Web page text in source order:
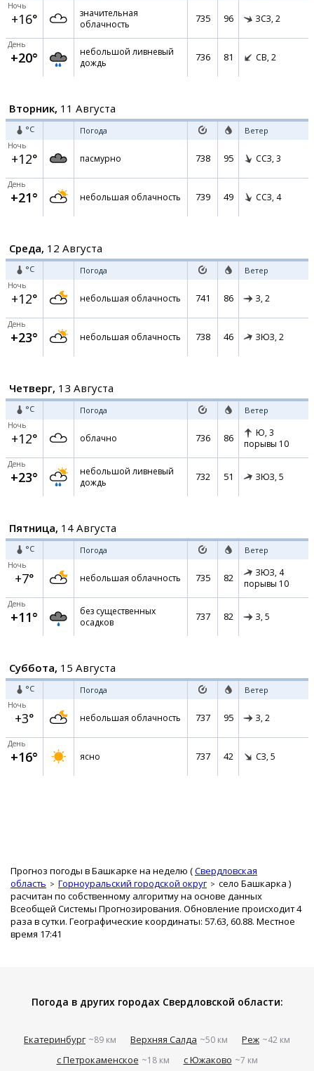
Ночь
+16°
значительная
облачность
735 96 ЗСЗ, 2
День
+20°
небольшой ливневый
дождь
736 81 СВ, 2
Вторник, 11 Августа
°C Погода Ветер
Ночь
+12° пасмурно 738 95 ССЗ, 3
День
+21° небольшая облачность 739 49 ССЗ, 4
Среда, 12 Августа
°C Погода Ветер
Ночь
+12° небольшая облачность 741 86 З, 2
День
+23° небольшая облачность 738 46 ЗЮЗ, 2
Четверг, 13 Августа
°C Погода Ветер
Ночь
+12° облачно 736 86 Ю, 3
порывы 10
День
+23°
небольшой ливневый
дождь
732 51 ЗЮЗ, 5
Пятница, 14 Августа
°C Погода Ветер
Ночь
+7° небольшая облачность 735 82 ЗЮЗ, 4
порывы 10
День
+11°
без существенных
осадков
737 82 З, 5
Суббота, 15 Августа
°C Погода Ветер
Ночь
+3° небольшая облачность 737 95 З, 2
День
+16° ясно 737 42 СЗ, 5
Прогноз погоды в Башкарке на неделю (Свердловская
область
Горноуральский городской округ село Башкарка )
расчитан по собственному алгоритму на основе данных
Всеобщей Системы Прогнозирования. Обновление происходит 4
раза в сутки. Географические координаты: 57.63, 60.88. Местное
время 17:41
Погода в других городах Свердловской области:
Екатеринбург ~89 км Верхняя Салда ~50 км Реж ~42 км
с Петрокаменское ~18 км с Южаково ~7 км